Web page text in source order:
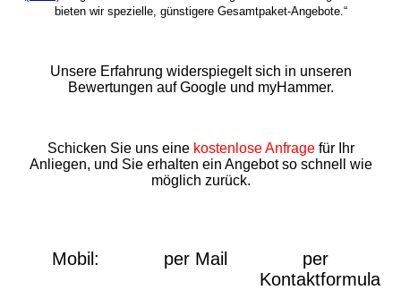
bieten wir spezielle, günstigere Gesamtpaket-Angebote.“
Unsere Erfahrung widerspiegelt sich in unseren
Bewertungen auf Google und myHammer.
Schicken Sie uns eine kostenlose Anfragefür Ihr
Anliegen, und Sie erhalten ein Angebot so schnell wie
möglich zurück.
Mobil: per Mail
per
Kontaktformular: